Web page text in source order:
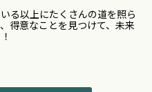
る以上にたくさんの道を照ら
得意なことを見つけて、未来